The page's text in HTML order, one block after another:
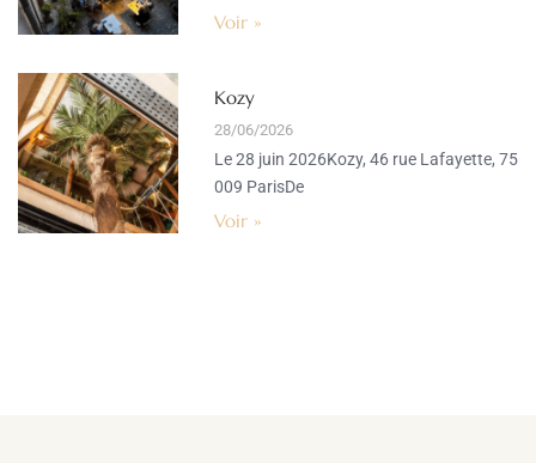
Voir »
Kozy
28/06/2026
Le 28 juin 2026Kozy, 46 rue Lafayette, 75
009 ParisDe
Voir »